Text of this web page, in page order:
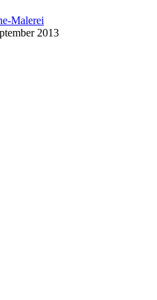
Malerei
2013